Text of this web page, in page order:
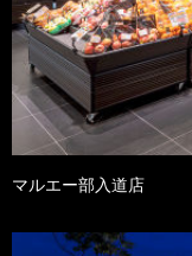
マルエー部入道店